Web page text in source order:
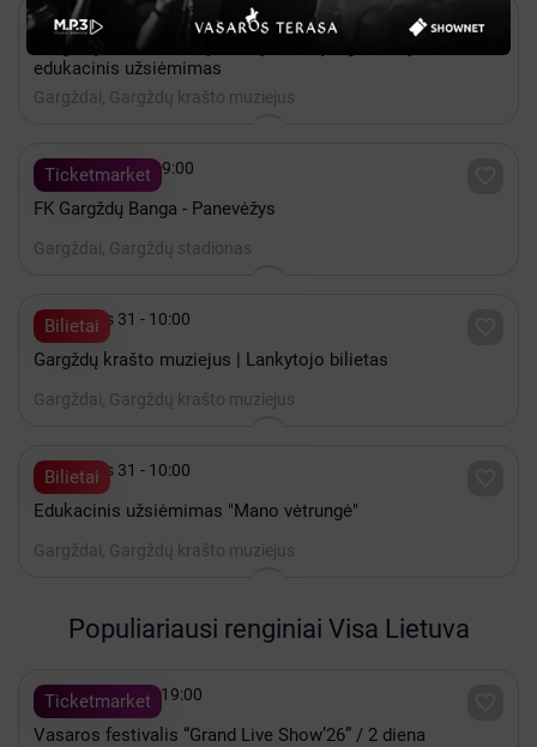
Bilietai 
Gruodis 31 - 10:00
Gargždų krašto muziejaus ir jo filialų organizuojamas
edukacinis užsiėmimas
Gargždai, Gargždų krašto muziejus
Ticketmarket
 Rugsėjis 03 - 19:00
FK Gargždų Banga - Panevėžys
Gargždai, Gargždų stadionas
Bilietai
 Gruodis 31 - 10:00
Gargždų krašto muziejus | Lankytojo bilietas
Gargždai, Gargždų krašto muziejus
Bilietai
 Gruodis 31 - 10:00
Edukacinis užsiėmimas "Mano vėtrungė"
Gargždai, Gargždų krašto muziejus
Populiariausi renginiai Visa Lietuva
Ticketmarket
 Rugpjūtis 08 - 19:00
Vasaros festivalis “Grand Live Show’26” / 2 diena